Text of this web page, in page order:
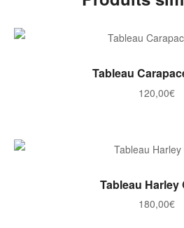
AJOUTER AU
Tableau
120,00€
AJOUTER AU
Tableau Harley
180,00€